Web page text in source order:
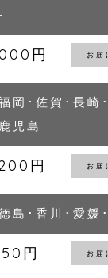
-
円
岡･佐賀･長崎
鹿児島
円
島･香川･愛媛
円